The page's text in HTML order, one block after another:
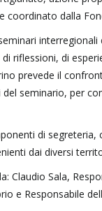
dalla
riflessioni, di
prevede il
seminario, per
di
dai diversi
Claudio Sala,
e Responsabile